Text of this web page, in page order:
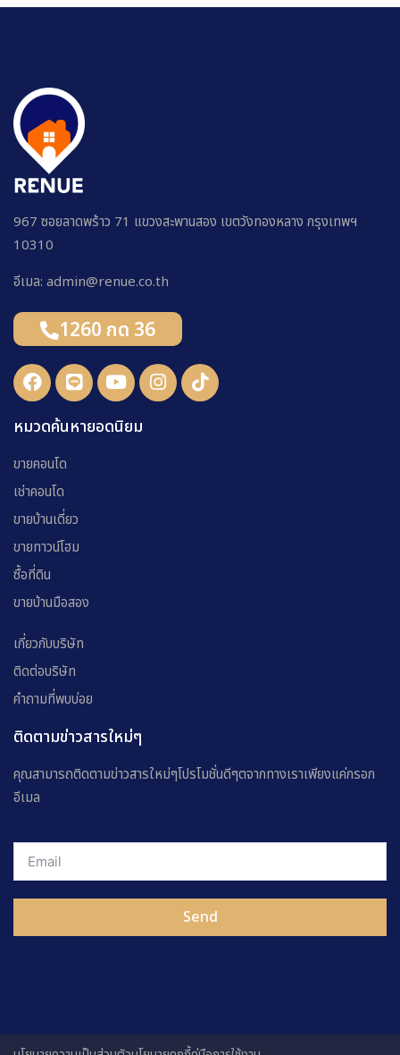
967 ซอยลาดพร้าว 71 แขวงสะพานสอง เขตวังทองหลาง กรุงเทพฯ
10310
อีเมล: admin@renue.co.th
1260 กด 36
หมวดค้นหายอดนิยม
ขายคอนโด
เช่าคอนโด
ขายบ้านเดี่ยว
ขายทาวน์โฮม
ซื้อที่ดิน
ขายบ้านมือสอง
เกี่ยวกับบริษัท
ติดต่อบริษัท
คำถามที่พบบ่อย
ติดตามข่าวสารใหม่ๆ
คุณสามารถติดตามข่าวสารใหม่ๆโปรโมชั่นดีๆตจากทางเราเพียงแค่กรอก
อีเมล
Send